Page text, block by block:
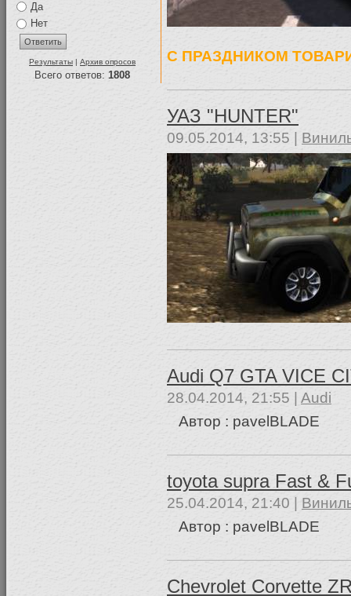
Да
Нет
Результаты | Архив опросов
Всего ответов: 1808
С ПРАЗДНИКОМ
УАЗ "HUNTER"
09.05.2014, 13:55 |
Audi Q7 GTA VICE
28.04.2014, 21:55 | Audi
Автор : pavelBLADE
toyota supra Fast &
25.04.2014, 21:40 |
Автор : pavelBLADE
Chevrolet Corvette